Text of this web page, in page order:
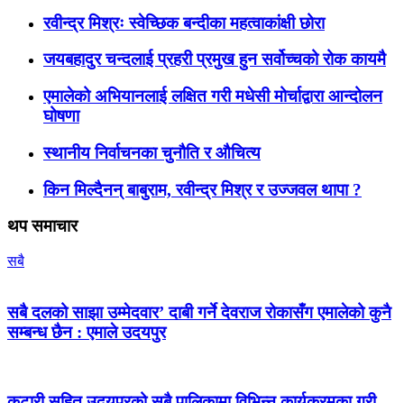
रवीन्द्र मिश्रः स्वेच्छिक बन्दीका महत्वाकांक्षी छोरा
जयबहादुर चन्दलाई प्रहरी प्रमुख हुन सर्वोच्चको रोक कायमै
एमालेको अभियानलाई लक्षित गरी मधेसी मोर्चाद्वारा आन्दोलन
घोषणा
स्थानीय निर्वाचनका चुनौति र औचित्य
किन मिल्दैनन् बाबुराम, रवीन्द्र मिश्र र उज्जवल थापा ?
थप समाचार
सबै
सबै दलको साझा उम्मेदवार’ दाबी गर्ने देवराज रोकासँग एमालेको कुनै
सम्बन्ध छैन : एमाले उदयपुर